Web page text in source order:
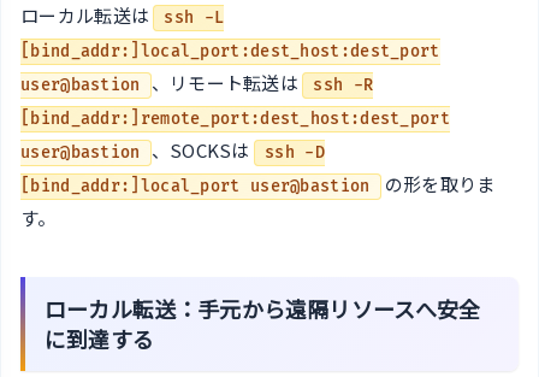
ローカル転送は ssh -L
[bind_addr:]local_port:dest_host:dest_port
user@bastion
、リモート転送は
ssh -R
[bind_addr:]remote_port:dest_host:dest_port
user@bastion
、SOCKSは
ssh -D
[bind_addr:]local_port user@bastion
の形を取りま
す。
ローカル転送：手元から遠隔リソースへ安全
に到達する